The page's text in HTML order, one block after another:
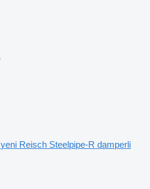
yeni Reisch Steelpipe-R damperli